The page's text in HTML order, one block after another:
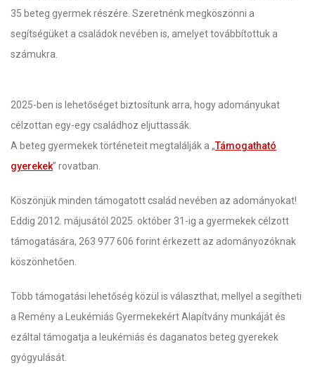
35 beteg gyermek részére. Szeretnénk megköszönni a
segítségüket a családok nevében is, amelyet továbbítottuk a
számukra.
2025-ben is lehetőséget biztosítunk arra, hogy adományukat
célzottan egy-egy családhoz eljuttassák.
A beteg gyermekek történeteit megtalálják a „Támogatható
gyerekek” rovatban.
Köszönjük minden támogatott család nevében az adományokat!
Eddig 2012. májusától 2025. október 31-ig a gyermekek célzott
támogatására, 263 977 606 forint érkezett az adományozóknak
köszönhetően.
Több támogatási lehetőség közül is választhat, mellyel a segítheti
a Remény a Leukémiás Gyermekekért Alapítvány munkáját és
ezáltal támogatja a leukémiás és daganatos beteg gyerekek
gyógyulását.